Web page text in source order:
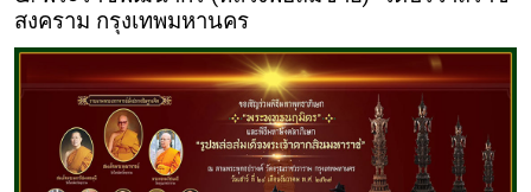
สงคราม กรุงเทพมหานคร